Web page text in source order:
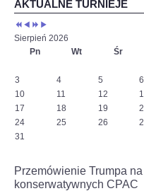
AKTUALNE TURNIEJE
Sierpień 2026
Pn
Wt Śr
3
4 5 6
10
11 12
17
18 19
24
25 26
31
Przemówienie Trumpa
konserwatywnych CPAC